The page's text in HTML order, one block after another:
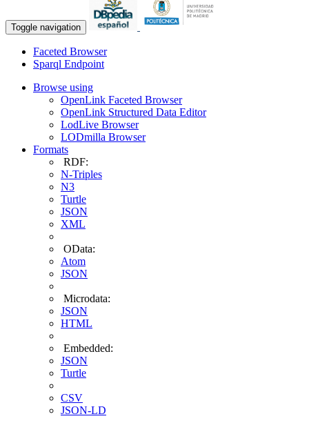
Toggle navigation
Faceted Browser
Sparql Endpoint
Browse using
OpenLink Faceted Browser
OpenLink Structured Data Editor
LodLive Browser
LODmilla Browser
Formats
RDF:
N-Triples
N3
Turtle
JSON
XML
OData:
Atom
JSON
Microdata:
JSON
HTML
Embedded:
JSON
Turtle
CSV
JSON-LD